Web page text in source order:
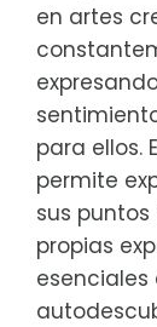
en artes
para ellos.
permite
sus
propias